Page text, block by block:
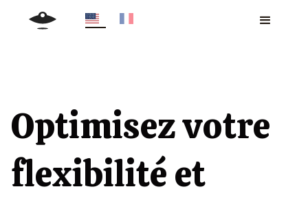
Optimisez votre
flexibilité et